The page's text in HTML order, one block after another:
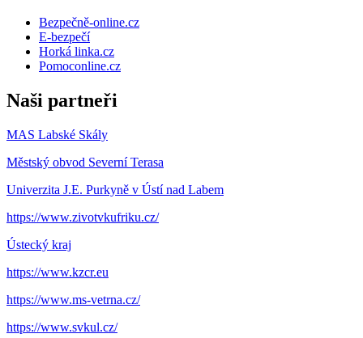
Bezpečně-online.cz
E-bezpečí
Horká linka.cz
Pomoconline.cz
Naši partneři
MAS Labské Skály
Městský obvod Severní Terasa
Univerzita J.E. Purkyně v Ústí nad Labem
https://www.zivotvkufriku.cz/
Ústecký kraj
https://www.kzcr.eu
https://www.ms-vetrna.cz/
https://www.svkul.cz/